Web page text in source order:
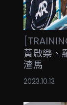
[
黃啟樂、
渣馬
2023.10.13